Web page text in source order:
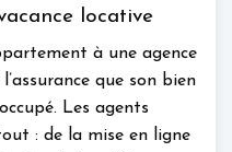
locative
à une agence
que son bien
Les agents
: de la mise en ligne